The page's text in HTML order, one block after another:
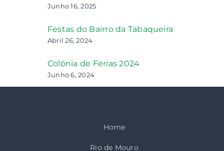
Junho 16, 2025
Festas do Bairro da Tabaqueira
Abril 26, 2024
Colónia de Férias 2024
Junho 6, 2024
Home
Rio de Mouro